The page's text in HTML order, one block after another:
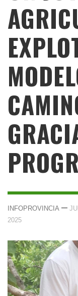
INFOPROVINCIA —
2025